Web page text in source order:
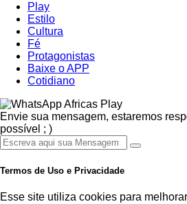
Play
Estilo
Cultura
Fé
Protagonistas
Baixe o APP
Cotidiano
Africas Play
Envie sua mensagem, estaremos
possível ; )
Termos de Uso e Privacidade
Esse site utiliza cookies para